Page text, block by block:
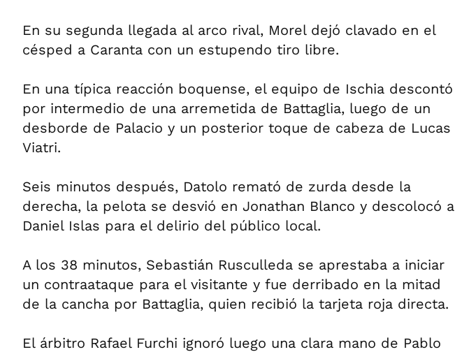
En su segunda llegada al arco rival, Morel dejó clavado en el
césped a Caranta con un estupendo tiro libre.
En una típica reacción boquense, el equipo de Ischia descontó
por intermedio de una arremetida de Battaglia, luego de un
desborde de Palacio y un posterior toque de cabeza de Lucas
Viatri.
Seis minutos después, Datolo remató de zurda desde la
derecha, la pelota se desvió en Jonathan Blanco y descolocó a
Daniel Islas para el delirio del público local.
A los 38 minutos, Sebastián Rusculleda se aprestaba a iniciar
un contraataque para el visitante y fue derribado en la mitad
de la cancha por Battaglia, quien recibió la tarjeta roja directa.
El árbitro Rafael Furchi ignoró luego una clara mano de Pablo